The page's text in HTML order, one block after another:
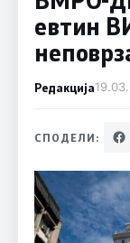
евтин
Редакција
СПОДЕЛИ: